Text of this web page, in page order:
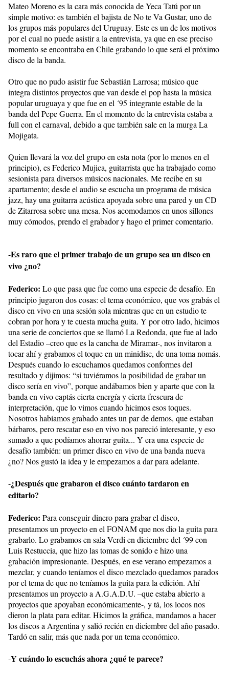
Mateo Moreno es la cara más conocida de Yeca Tatú por un
simple motivo: es también el bajista de No te Va Gustar, uno de
los grupos más populares del Uruguay. Este es un de los motivos
por el cual no puede asistir a la entrevista, ya que en ese preciso
momento se encontraba en Chile grabando lo que será el próximo
disco de la banda.
Otro que no pudo asistir fue Sebastián Larrosa; músico que
integra distintos proyectos que van desde el pop hasta la música
popular uruguaya y que fue en el ´95 integrante estable de la
banda del Pepe Guerra. En el momento de la entrevista estaba a
full con el carnaval, debido a que también sale en la murga La
Mojigata.
Quien llevará la voz del grupo en esta nota (por lo menos en el
principio), es Federico Mujica, guitarrista que ha trabajado como
sesionista para diversos músicos nacionales. Me recibe en su
apartamento; desde el audio se escucha un programa de música
jazz, hay una guitarra acústica apoyada sobre una pared y un CD
de Zitarrosa sobre una mesa. Nos acomodamos en unos sillones
muy cómodos, prendo el grabador y hago el primer comentario.
-Es raro que el primer trabajo de un grupo sea un disco en
vivo ¿no?
Federico: Lo que pasa que fue como una especie de desafío. En
principio jugaron dos cosas: el tema económico, que vos grabás el
disco en vivo en una sesión sola mientras que en un estudio te
cobran por hora y te cuesta mucha guita. Y por otro lado, hicimos
una serie de conciertos que se llamó La Redonda, que fue al lado
del Estadio –creo que es la cancha de Miramar-, nos invitaron a
tocar ahí y grabamos el toque en un minidisc, de una toma nomás.
Después cuando lo escuchamos quedamos conformes del
resultado y dijimos: “si tuviéramos la posibilidad de grabar un
disco sería en vivo”, porque andábamos bien y aparte que con la
banda en vivo captás cierta energía y cierta frescura de
interpretación, que lo vimos cuando hicimos esos toques.
Nosotros habíamos grabado antes un par de demos, que estaban
bárbaros, pero rescatar eso en vivo nos pareció interesante, y eso
sumado a que podíamos ahorrar guita... Y era una especie de
desafío también: un primer disco en vivo de una banda nueva
¿no? Nos gustó la idea y le empezamos a dar para adelante.
-¿Después que grabaron el disco cuánto tardaron en
editarlo?
Federico: Para conseguir dinero para grabar el disco,
presentamos un proyecto en el FONAM que nos dio la guita para
grabarlo. Lo grabamos en sala Verdi en diciembre del ´99 con
Luis Restuccia, que hizo las tomas de sonido e hizo una
grabación impresionante. Después, en ese verano empezamos a
mezclar, y cuando teníamos el disco mezclado quedamos parados
por el tema de que no teníamos la guita para la edición. Ahí
presentamos un proyecto a A.G.A.D.U. –que estaba abierto a
proyectos que apoyaban económicamente-, y tá, los locos nos
dieron la plata para editar. Hicimos la gráfica, mandamos a hacer
los discos a Argentina y salió recién en diciembre del año pasado.
Tardó en salir, más que nada por un tema económico.
-Y cuándo lo escuchás ahora ¿qué te parece?